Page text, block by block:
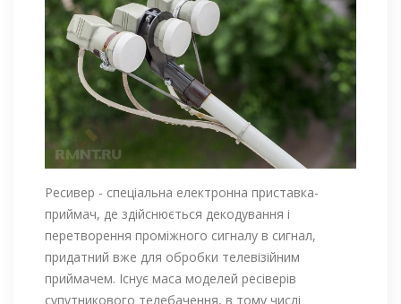
Ресивер - спеціальна електронна приставка-
приймач, де здійснюється декодування і
перетворення проміжного сигналу в сигнал,
придатний вже для обробки телевізійним
приймачем. Існує маса моделей ресіверів
супутникового телебачення, в тому числі